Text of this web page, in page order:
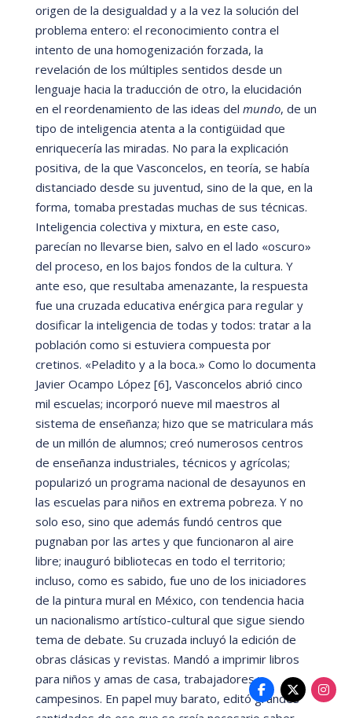
origen de la desigualdad y a la vez la solución del
problema entero: el reconocimiento contra el
intento de una homogenización forzada, la
revelación de los múltiples sentidos desde un
lenguaje hacia la traducción de otro, la elucidación
en el reordenamiento de las ideas del mundo, de un
tipo de inteligencia atenta a la contigüidad que
enriquecería las miradas. No para la explicación
positiva, de la que Vasconcelos, en teoría, se había
distanciado desde su juventud, sino de la que, en la
forma, tomaba prestadas muchas de sus técnicas.
Inteligencia colectiva y mixtura, en este caso,
parecían no llevarse bien, salvo en el lado «oscuro»
del proceso, en los bajos fondos de la cultura. Y
ante eso, que resultaba amenazante, la respuesta
fue una cruzada educativa enérgica para regular y
dosificar la inteligencia de todas y todos: tratar a la
población como si estuviera compuesta por
cretinos. «Peladito y a la boca.» Como lo documenta
Javier Ocampo López [6], Vasconcelos abrió cinco
mil escuelas; incorporó nueve mil maestros al
sistema de enseñanza; hizo que se matriculara más
de un millón de alumnos; creó numerosos centros
de enseñanza industriales, técnicos y agrícolas;
popularizó un programa nacional de desayunos en
las escuelas para niños en extrema pobreza. Y no
solo eso, sino que además fundó centros que
pugnaban por las artes y que funcionaron al aire
libre; inauguró bibliotecas en todo el territorio;
incluso, como es sabido, fue uno de los iniciadores
de la pintura mural en México, con tendencia hacia
un nacionalismo artístico-cultural que sigue siendo
tema de debate. Su cruzada incluyó la edición de
obras clásicas y revistas. Mandó a imprimir libros
para niños y amas de casa, trabajadores y
campesinos. En papel muy barato, editógrandes